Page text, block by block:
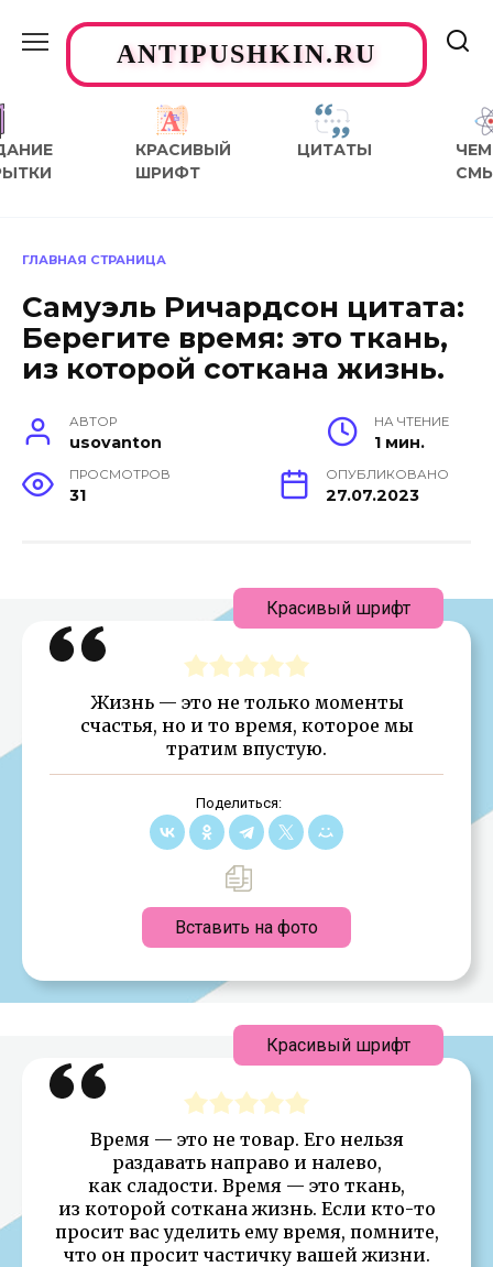
содержаниюANTIPUSHKIN.RU
КРАСИВЫЙ
ШРИФТ
ЦИТАТЫ
ЧЕМ
ГЛАВНАЯ СТРАНИЦА
Самуэль Ричардсон цитата:
Берегите время: это ткань,
из которой соткана жизнь.
АВТОР
usovanton
НА ЧТЕНИЕ
1 мин.
ПРОСМОТРОВ
31
ОПУБЛИКОВАНО
27.07.2023
Жизнь — это не только моменты
счастья, но и то время, которое мы
тратим впустую.
Поделиться:
Вставить на фото
Красивый шрифт
Время — это не товар. Его нельзя
раздавать направо и налево,
как сладости. Время — это ткань,
из которой соткана жизнь. Если кто-то
просит вас уделить ему время, помните,
что он просит частичку вашей жизни.
Красивый шрифт